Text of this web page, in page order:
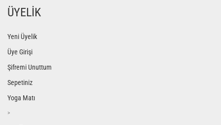
ÜYELİK
Yeni Üyelik
Üye Girişi
Şifremi Unuttum
Sepetiniz
Yoga Matı
>